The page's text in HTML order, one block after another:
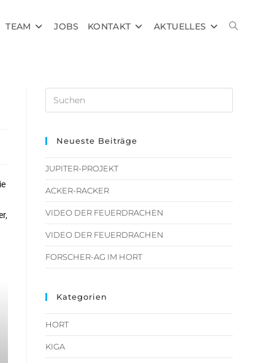
TEAM JOBS KONTAKT AKTUELLES
Neueste Beiträge
JUPITER-PROJEKT
ACKER-RACKER
VIDEO DER FEUERDRACHEN
VIDEO DER FEUERDRACHEN
FORSCHER-AG IM HORT
Kategorien
HORT
KIGA